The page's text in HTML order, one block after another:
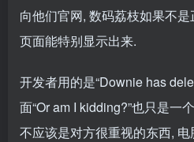
向他们官网, 数码荔枝如果不
页面能特别显示出来.
开发者用的是“Downie has
面“Or am I kidding?”也只是一
不应该是对方很重视的东西,